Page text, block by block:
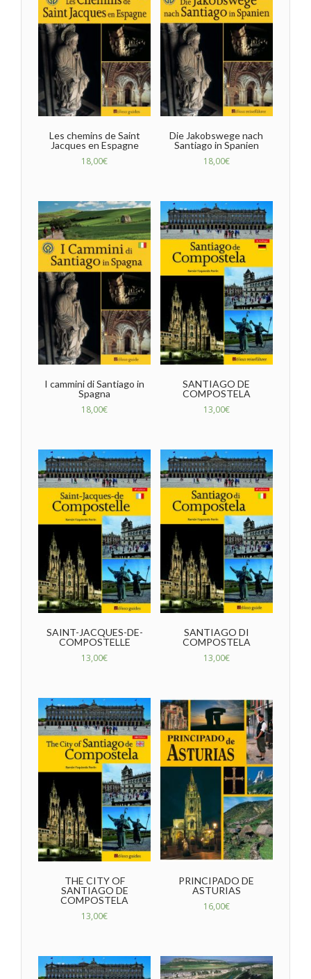
Les chemins de Saint
Jacques en Espagne
18,00€
Die Jakobswege nach
Santiago in Spanien
18,00€
I cammini di Santiago in
Spagna
18,00€
SANTIAGO DE
COMPOSTELA
13,00€
SAINT-JACQUES-DE-
COMPOSTELLE
13,00€
SANTIAGO DI
COMPOSTELA
13,00€
THE CITY OF
SANTIAGO DE
COMPOSTELA
13,00€
PRINCIPADO DE
ASTURIAS
16,00€